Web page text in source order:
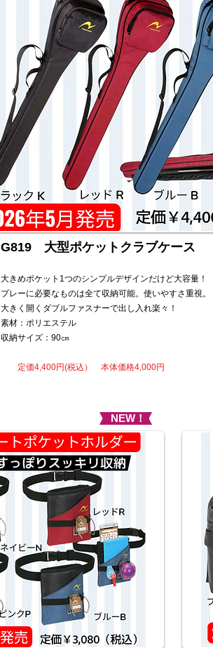
G819 大型ポケットクラブケース
大きめポケット1つのシンプルデザインだけど大容量！
プレーに必要なものは全て収納可能。使いやすさ重視。
大きく開くダブルファスナーで出し入れ楽々！
素材：ポリエステル
収納サイズ：90㎝
​ 定価4,400円(税込） 本体価格4,000円
NEW！